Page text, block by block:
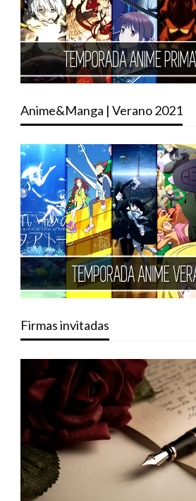
Anime&Manga | Verano 2021
Firmas invitadas